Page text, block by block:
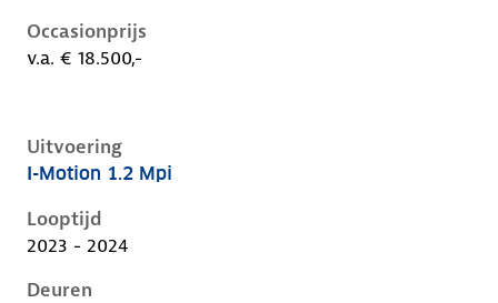
Occasionprijs
v.a. € 18.500,-
Uitvoering
Hyundai I20 iii-1e-facelift, 1.2 mpi, 62 kW, Benzine, 5
I-Motion 1.2 Mpi
Looptijd
2023 - 2024
Deuren